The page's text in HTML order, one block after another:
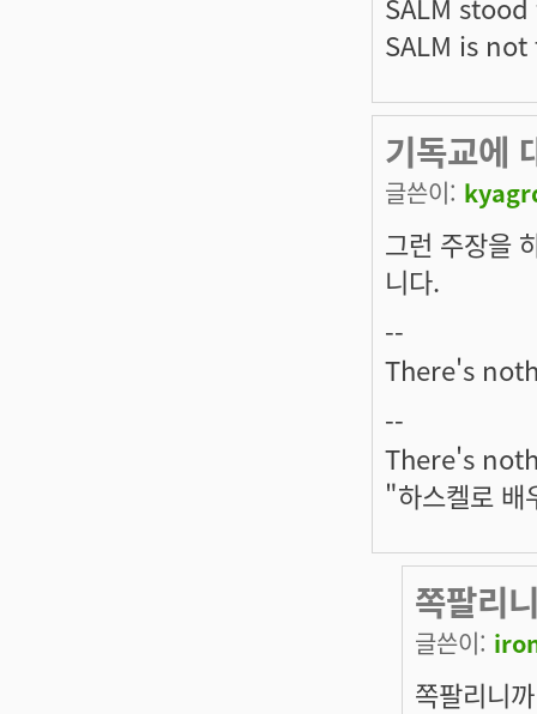
SALM is
기독교에
글쓴이:
그런 주장을
니다.
--
There's
--
There's
"하스켈로
쪽팔리
글쓴이:
쪽팔리니